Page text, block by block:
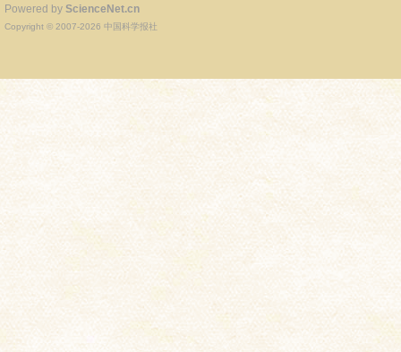
Powered by ScienceNet.cn
Copyright © 2007-2026 中国科学报社